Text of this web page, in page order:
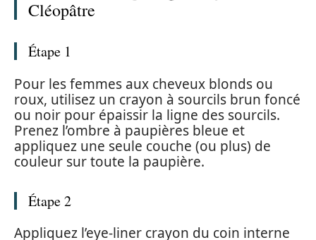
Cléopâtre
Étape 1
Pour les femmes aux cheveux blonds ou
roux, utilisez un crayon à sourcils brun foncé
ou noir pour épaissir la ligne des sourcils.
Prenez l’ombre à paupières bleue et
appliquez une seule couche (ou plus) de
couleur sur toute la paupière.
Étape 2
Appliquez l’eye-liner crayon du coin interne